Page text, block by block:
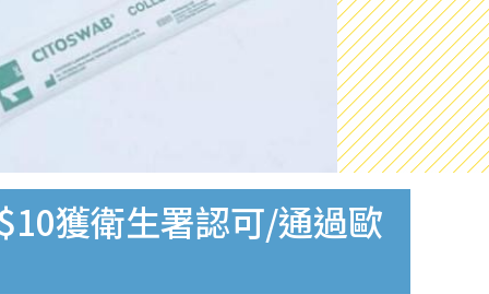
獲衛生署認可/通過歐